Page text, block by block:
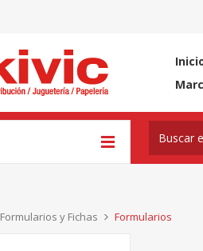
Formularios y Fichas Formularios